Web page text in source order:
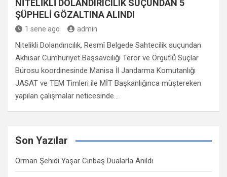
NİTELİKLİ DOLANDIRICILIK SUÇUNDAN 5
ŞÜPHELİ GÖZALTINA ALINDI
1 sene ago admin
Nitelikli Dolandırıcılık, Resmî Belgede Sahtecilik suçundan
Akhisar Cumhuriyet Başsavcılığı Terör ve Örgütlü̈ Suçlar
Bürosu koordinesinde Manisa İl Jandarma Komutanlığı
JASAT ve TEM Timleri ile MİT Başkanlığınca müştereken
yapılan çalışmalar neticesinde…
Son Yazılar
Orman Şehidi Yaşar Cinbaş Dualarla Anıldı